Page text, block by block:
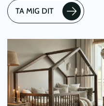
TA MIG DIT